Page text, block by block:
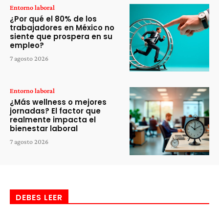
Entorno laboral
¿Por qué el 80% de los
trabajadores en México no
siente que prospera en su
empleo?
7 agosto 2026
Entorno laboral
¿Más wellness o mejores
jornadas? El factor que
realmente impacta el
bienestar laboral
7 agosto 2026
DEBES LEER